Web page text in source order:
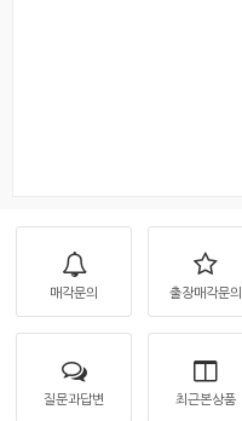
매각문의 출장매각문의
질문과답변 최근본상품